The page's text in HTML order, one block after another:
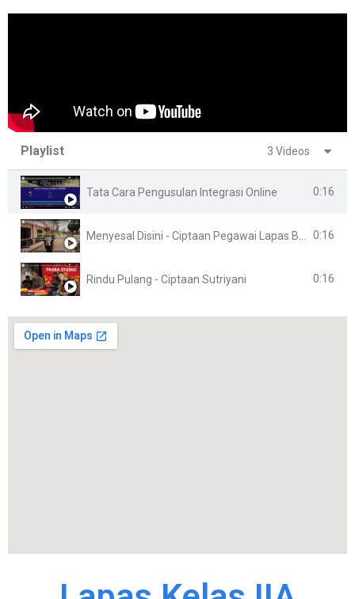
Playlist 3 Videos
Tata Cara Pengusulan Integrasi Online 0:16
0:16
Rindu Pulang - Ciptaan Sutriyani 0:16